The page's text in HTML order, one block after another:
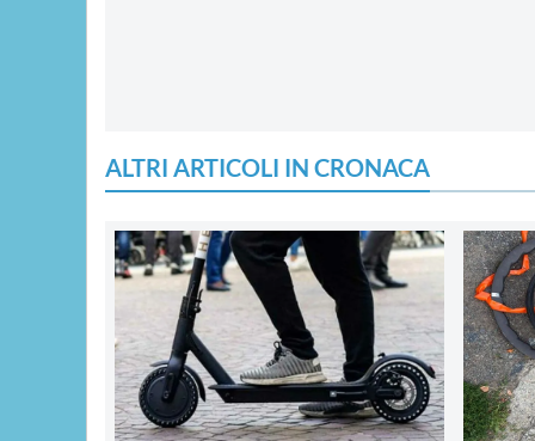
ALTRI ARTICOLI IN CRONACA